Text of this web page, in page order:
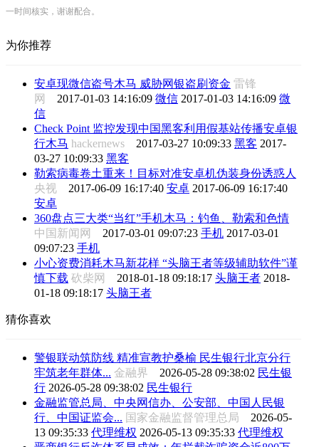
一时间核实，谢谢配合。
为你推荐
安卓现微信盗号木马 威胁网银盗刷资金 雷锋
网 2017-01-03 14:16:09 微信 2017-01-03 14:16:09 微
信
Check Point 监控发现中国黑客利用假基站传播安卓银
行木马 hackernews 2017-03-27 10:09:33 黑客 2017-
03-27 10:09:33 黑客
勒索病毒卷土重来！目标对准安卓机伪装身份诱惑人
央视 2017-06-09 16:17:40 安卓 2017-06-09 16:17:40
安卓
360盘点三大类“当红”手机木马：钓鱼、勒索和色情
中国新闻网 2017-03-01 09:07:23 手机 2017-03-01
09:07:23 手机
小心资费消耗木马新花样 “头脑王者等级辅助软件”谨
慎下载 砍柴网 2018-01-18 09:18:17 头脑王者 2018-
01-18 09:18:17 头脑王者
猜你喜欢
警银联动筑防线 精准宣教护桑榆 民生银行北京分行
牢筑老年群体... 金融界 2026-05-28 09:38:02 民生银
行 2026-05-28 09:38:02 民生银行
金融监管总局、中央网信办、公安部、中国人民银
行、中国证监会... 国家金融监督管理总局 2026-05-
13 09:35:33 代理维权 2026-05-13 09:35:33 代理维权